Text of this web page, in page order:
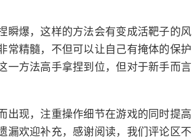
瞬爆，这样的方法会有变成活靶子的风
常精髓，不但可以让自己有掩体的保护
一方法高手拿捏到位，但对于新手而言
出现，注重操作细节在游戏的同时提高
漏欢迎补充，感谢阅读，我们评论区不